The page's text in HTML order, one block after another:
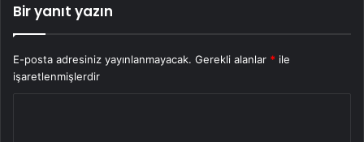
Bir yanıt yazın
E-posta adresiniz yayınlanmayacak. Gerekli alanlar * ile
işaretlenmişlerdir